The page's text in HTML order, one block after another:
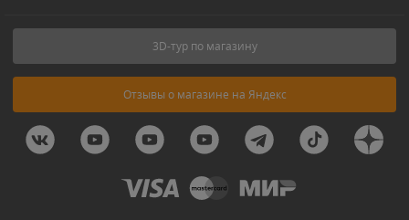
3D-тур по магазину
Отзывы о магазине на Яндекс